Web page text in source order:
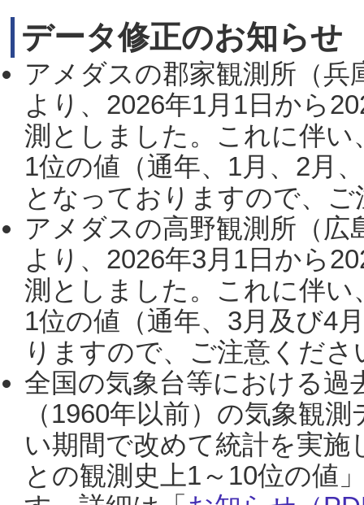
データ修正のお知らせ
アメダスの郡家観測所（
より、2026年1月1日から
測としました。これに伴い
1位の値（通年、1月、2月
となっておりますので、
アメダスの高野観測所（
より、2026年3月1日から
測としました。これに伴い
1位の値（通年、3月及び4
りますので、ご注意くだ
全国の気象台等における過
（1960年以前）の気象観
い期間で改めて統計を実
との観測史上1～10位の値